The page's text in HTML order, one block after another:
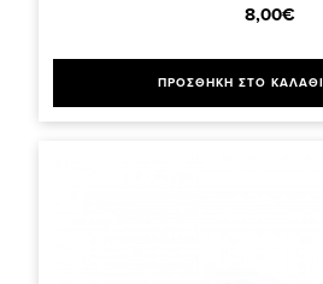
8,00€
ΠΡΟΣΘΗΚΗ ΣΤΟ ΚΑΛΑΘΙ